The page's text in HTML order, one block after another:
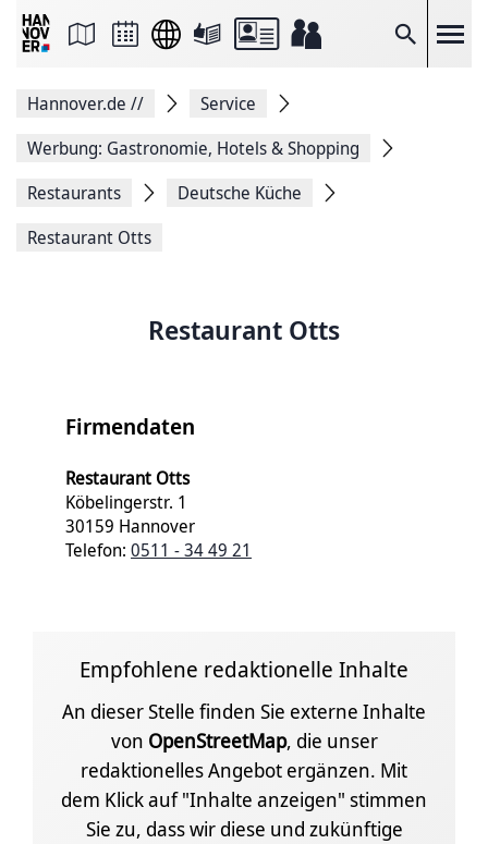
Suche
Seite
Facebook
teilen
Seitenlink
Seite
Hannover.de //
Service
Werbung: Gastronomie, Hotels & Shopping
Restaurants
Deutsche Küche
Restaurant Otts
Restaurant Otts
Firmendaten
Restaurant Otts
Köbelingerstr. 1
30159 Hannover
Telefon: 0511 - 34 49 21
Empfohlene redaktionelle Inhalte
An dieser Stelle finden Sie externe Inhalte
von OpenStreetMap, die unser
redaktionelles Angebot ergänzen. Mit
dem Klick auf "Inhalte anzeigen" stimmen
Sie zu, dass wir diese und zukünftige